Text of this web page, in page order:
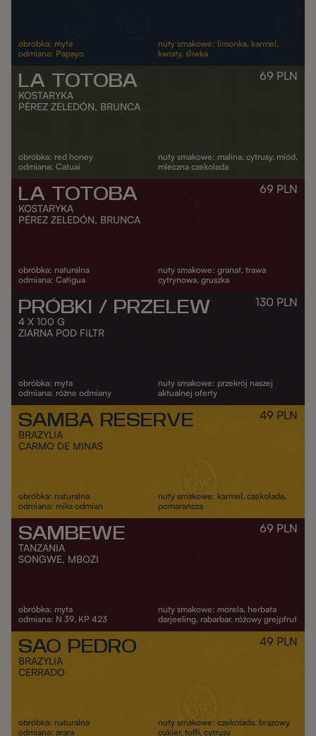
obróbka: myta
odmiana: Papayo
nuty smakowe: limonka, karmel,
kwiaty, śliwka
DODAJ DO KOSZYKA
LA TOTOBA 69 PLN
KOSTARYKA
PÉREZ ZELEDÓN, BRUNCA
obróbka: red honey
odmiana: Catuai
nuty smakowe: malina, cytrusy, miód,
mleczna czekolada
DODAJ DO KOSZYKA
LA TOTOBA 69 PLN
KOSTARYKA
PÉREZ ZELEDÓN, BRUNCA
obróbka: naturalna
odmiana: Catigua
nuty smakowe: granat, trawa
cytrynowa, gruszka
DODAJ DO KOSZYKA
PRÓBKI / PRZELEW 130 PLN
4 X 100 G
ZIARNA POD FILTR
obróbka: myta
odmiana: różne odmiany
nuty smakowe: przekrój naszej
aktualnej oferty
DODAJ DO KOSZYKA
SAMBA RESERVE 49 PLN
BRAZYLIA
CARMO DE MINAS
obróbka: naturalna
odmiana: miks odmian
nuty smakowe: karmel, czekolada,
pomarańcza
DODAJ DO KOSZYKA
SAMBEWE 69 PLN
TANZANIA
SONGWE, MBOZI
obróbka: myta
odmiana: N 39, KP 423
nuty smakowe: morela, herbata
darjeeling, rabarbar, różowy grejpfrut
DODAJ DO KOSZYKA
SAO PEDRO 49 PLN
BRAZYLIA
CERRADO
obróbka: naturalna
odmiana: arara
nuty smakowe: czekolada, brązowy
cukier, toffi, cytrusy